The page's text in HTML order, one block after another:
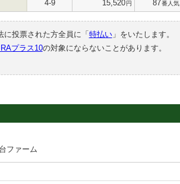
4-9 15,520円 87番人気
投票された方全員に「 特払い」をいたします。
プラス10の対象にならないことがあります。
ファーム